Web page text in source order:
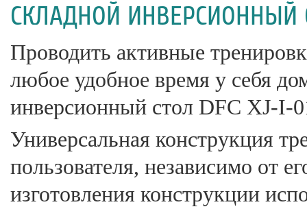
СКЛАДНОЙ ИНВЕРСИОННЫЙ
Проводить активные
любое удобное время у себя
инверсионный стол DFC XJ-I-
Универсальная конструкция
пользователя, независимо от
изготовления конструкции